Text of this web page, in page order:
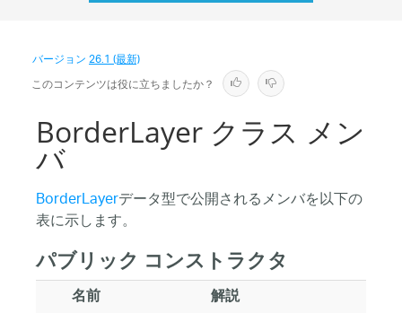
バージョン26.1 (最新)
このコンテンツは役に立ちましたか？
BorderLayer クラス メン
バ
BorderLayerデータ型で公開されるメンバを以下の
表に示します。
パブリック コンストラクタ
名前 解説